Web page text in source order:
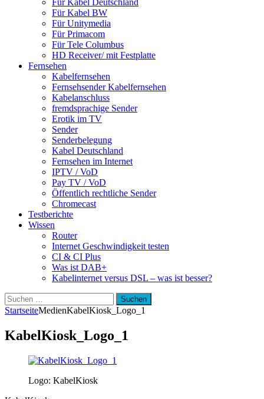
Für Kabel Deutschland
Für Kabel BW
Für Unitymedia
Für Primacom
Für Tele Columbus
HD Receiver/ mit Festplatte
Fernsehen
Kabelfernsehen
Fernsehsender Kabelfernsehen
Kabelanschluss
fremdsprachige Sender
Erotik im TV
Sender
Senderbelegung
Kabel Deutschland
Fernsehen im Internet
IPTV / VoD
Pay TV / VoD
Öffentlich rechtliche Sender
Chromecast
Testberichte
Wissen
Router
Internet Geschwindigkeit testen
CI & CI Plus
Was ist DAB+
Kabelinternet versus DSL – was ist besser?
Suchen
nach:
StartseiteMedienKabelKiosk_Logo_1
KabelKiosk_Logo_1
Logo: KabelKiosk